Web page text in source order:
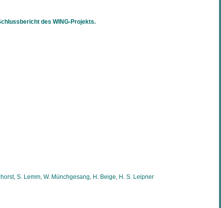
des WING-Projekts.
S. Lemm, W. Münchgesang, H. Beige, H. S. Leipner